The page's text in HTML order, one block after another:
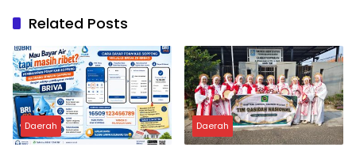
Related Posts
Daerah Daerah